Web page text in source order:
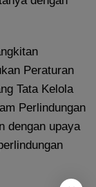
Peraturan
Tata Kelola
Perlindungan
dengan upaya